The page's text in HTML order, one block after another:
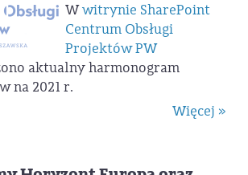
Wwitrynie SharePoint
Centrum Obsługi
Projektów PW
aktualny harmonogram
na 2021 r.
Więcej »